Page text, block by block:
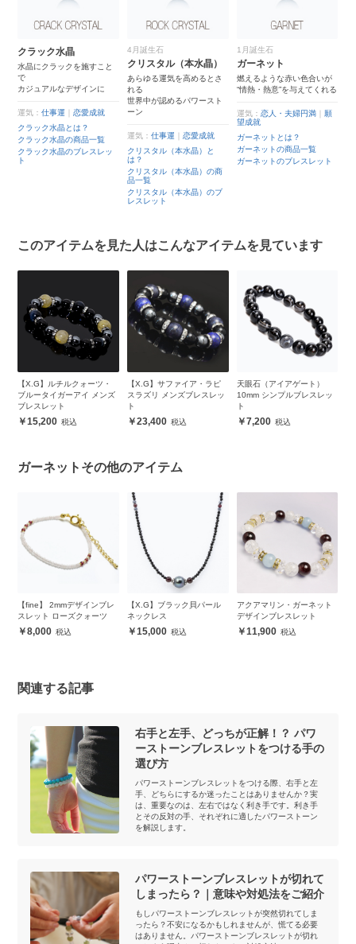
クラック水晶
水晶にクラックを施すこと
で
カジュアルなデザインに
運気：仕事運 ｜恋愛成就
クラック水晶とは？
クラック水晶の商品一覧
クラック水晶のブレスレッ
ト
4月誕生石
クリスタル（本水晶）
あらゆる運気を高めるとさ
れる
世界中が認めるパワースト
ーン
運気： 仕事運
恋愛成就
クリスタル（本水晶）と
は？
クリスタル（本水晶）の商
品一覧
クリスタル（本水晶）のブ
レスレット
1月誕生石
ガーネット
燃えるような赤い色合いが
“情熱・熱意”を与えてくれる
運気： 恋人・夫婦円満｜
願
望成就
ガーネットとは？
ガーネットの商品一覧
ガーネットのブレスレット
このアイテムを見た人はこんなアイテムを見ています
【X.G】ルチルクォーツ・
ブルータイガーアイ メンズ
ブレスレット
15,200
【X.G】サファイア・ラピ
スラズリ メンズブレスレッ
ト
23,400
天眼石（アイアゲート）
10mm シンプルブレスレッ
ト
7,200
ガーネットその他のアイテム
【fine】 2mmデザインブレ
スレット ローズクォーツ
8,000
【X.G】ブラック貝パール
ネックレス
15,000
アクアマリン・ガーネット
デザインブレスレット
11,900
関連する記事
右手と左手、どっちが正解！？ パワ
ーストーンブレスレットをつける手の
選び方
パワーストーンブレスレットをつける際、右手と左
手、どちらにするか迷ったことはありませんか？実
は、重要なのは、左右ではなく利き手です。利き手
とその反対の手、それぞれに適したパワーストーン
を解説します。
パワーストーンブレスレットが切れて
しまったら？｜意味や対処法をご紹介
もしパワーストーンブレスレットが突然切れてしま
ったら？不安になるかもしれませんが、慌てる必要
はありません。パワーストーンブレスレットが切れ